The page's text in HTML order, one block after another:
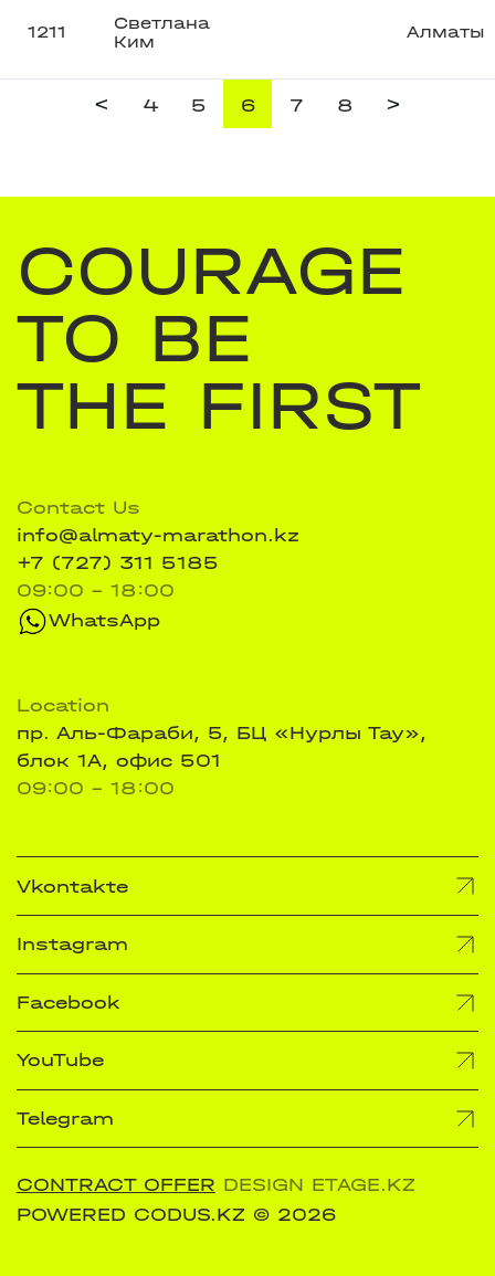
1211
Светлана
Ким
Алматы
< 4 5 6 7 8 >
COURAGE
TO BE
THE FIRST
Contact Us
info@almaty-marathon.kz
+7 (727) 311 5185
09:00 - 18:00
WhatsApp
Location
пр. Аль-Фараби, 5, БЦ «Нурлы Тау»,
блок 1А, офис 501
09:00 - 18:00
Vkontakte
Instagram
Facebook
YouTube
Telegram
CONTRACT OFFER DESIGN ETAGE.KZ
POWERED CODUS.KZ © 2026